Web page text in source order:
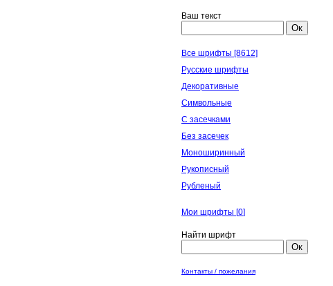
Ваш текст
Ок
Все шрифты [8612]
Русские шрифты
Декоративные
Символьные
С засечками
Без засечек
Моноширинный
Рукописный
Рубленый
Мои шрифты [0]
Найти шрифт
Ок
Контакты / пожелания